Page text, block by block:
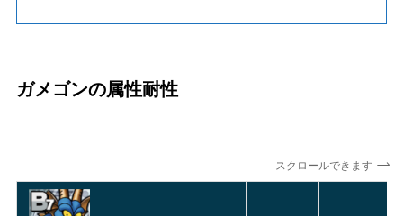
ガメゴンの属性耐性
スクロールできます